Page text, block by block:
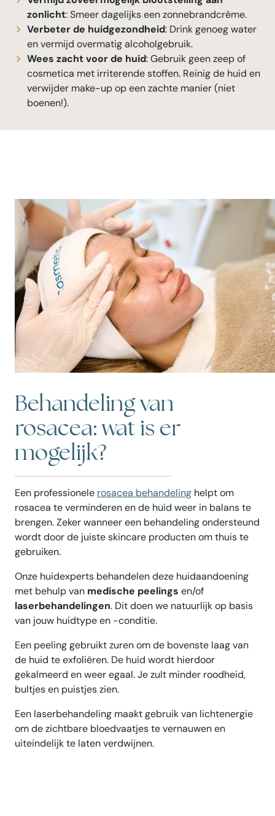
zonlicht: Smeer dagelijks een zonnebrandcrème.
Verbeter de huidgezondheid: Drink genoeg water
en vermijd overmatig alcoholgebruik.
Wees zacht voor de huid: Gebruik geen zeep of
cosmetica met irriterende stoffen. Reinig de huid en
verwijder make-up op een zachte manier (niet
boenen!).
Behandeling van
rosacea: wat is er
mogelijk?
Een professionele rosacea behandeling helpt om
rosacea te verminderen en de huid weer in balans te
brengen. Zeker wanneer een behandeling ondersteund
wordt door de juiste skincare producten om thuis te
gebruiken.
Onze huidexperts behandelen deze huidaandoening
met behulp van medische peelings en/of
laserbehandelingen. Dit doen we natuurlijk op basis
van jouw huidtype en -conditie.
Een peeling gebruikt zuren om de bovenste laag van
de huid te exfoliëren. De huid wordt hierdoor
gekalmeerd en weer egaal. Je zult minder roodheid,
bultjes en puistjes zien.
Een laserbehandeling maakt gebruik van lichtenergie
om de zichtbare bloedvaatjes te vernauwen en
uiteindelijk te laten verdwijnen.